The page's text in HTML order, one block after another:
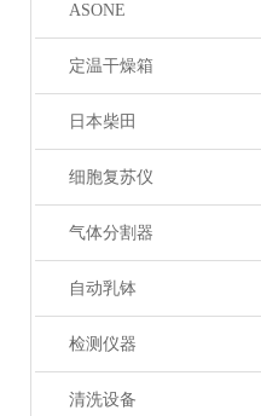
ASONE
定温干燥箱
日本柴田
细胞复苏仪
气体分割器
自动乳钵
检测仪器
清洗设备